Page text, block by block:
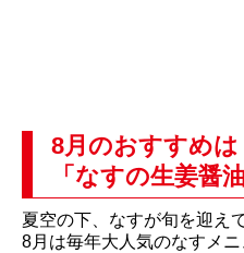
8月のおすすめは
「なすの生姜醤
夏空の下、なすが旬を迎え
8月は毎年大人気のなすメ